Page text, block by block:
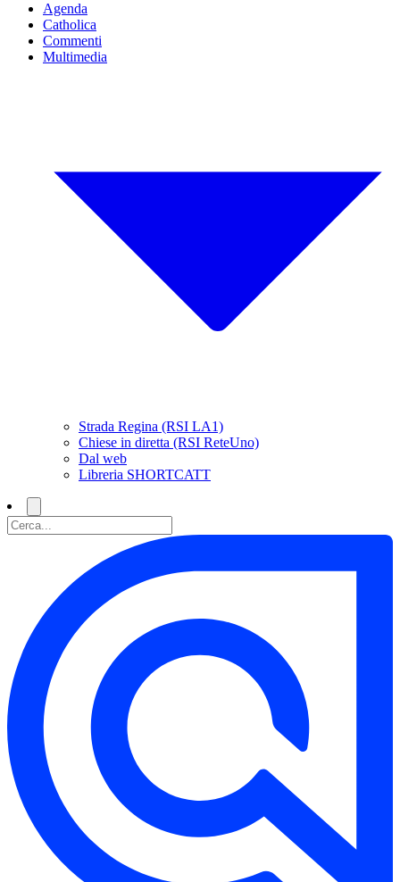
Agenda
Catholica
Commenti
Multimedia
Strada Regina (RSI LA1)
Chiese in diretta (RSI ReteUno)
Dal web
Libreria SHORTCATT